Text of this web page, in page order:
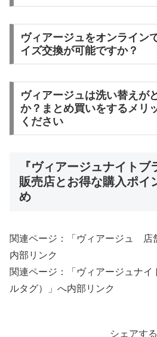
ヴィアージュをオンライン
イズ交換が可能ですか？
ヴィアージュは洗い替えが
か？まとめ買いをするメリ
ください
『ヴィアージュナイトブ
販売店とお得な購入ポイ
め
関連ページ：「ヴィアージュ 店
内部リンク
関連ページ：「ヴィアージュナイ
ルタグ）」へ内部リンク
シェアする